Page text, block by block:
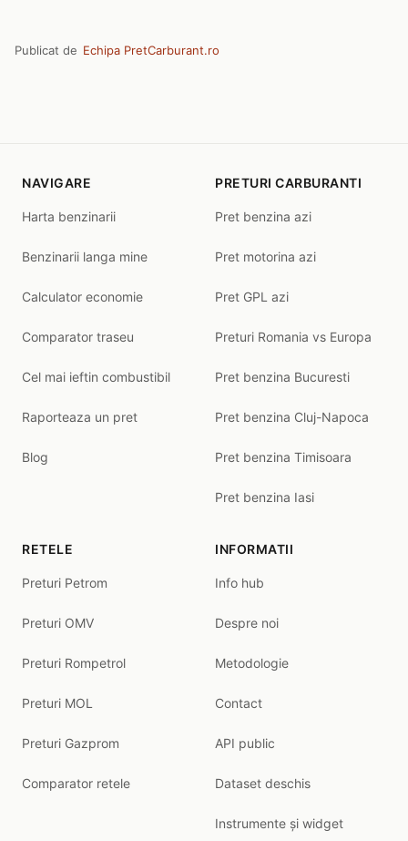
Publicat de Echipa PretCarburant.ro
NAVIGARE
Harta benzinarii
Benzinarii langa mine
Calculator economie
Comparator traseu
Cel mai ieftin combustibil
Raporteaza un pret
Blog
PRETURI CARBURANTI
Pret benzina azi
Pret motorina azi
Pret GPL azi
Preturi Romania vs Europa
Pret benzina Bucuresti
Pret benzina Cluj-Napoca
Pret benzina Timisoara
Pret benzina Iasi
RETELE
Preturi Petrom
Preturi OMV
Preturi Rompetrol
Preturi MOL
Preturi Gazprom
Comparator retele
INFORMATII
Info hub
Despre noi
Metodologie
Contact
API public
Dataset deschis
Instrumente și widget